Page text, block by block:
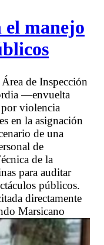
manejo
de Inspección
—envuelta
por violencia
en la asignación
de una
de
de la
para auditar
públicos.
directamente
Marsicano